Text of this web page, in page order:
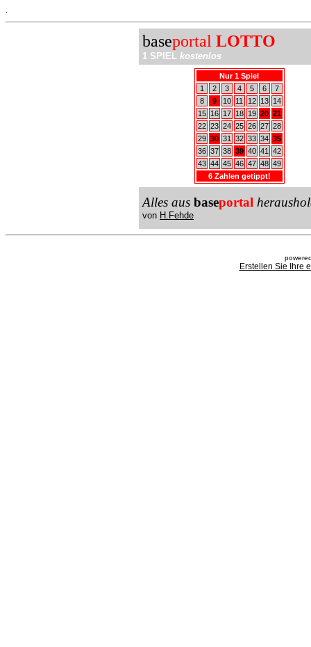
baseportal LOTTO
1 SPIEL kostenlos
Nur 1 Spiel
1
2 3 4 5 6
7
8
9 10 11 12 13
14
15
16 17 18 19 20 21
22 23 24 25 26 27 28
29 30 31 32 33 34 35
36 37 38 39 40 41
42
43 44 45 46 47 48 49
6 Zahlen getippt!
Alles aus baseportal
von H.Fehde
Erstellen Sie Ihre